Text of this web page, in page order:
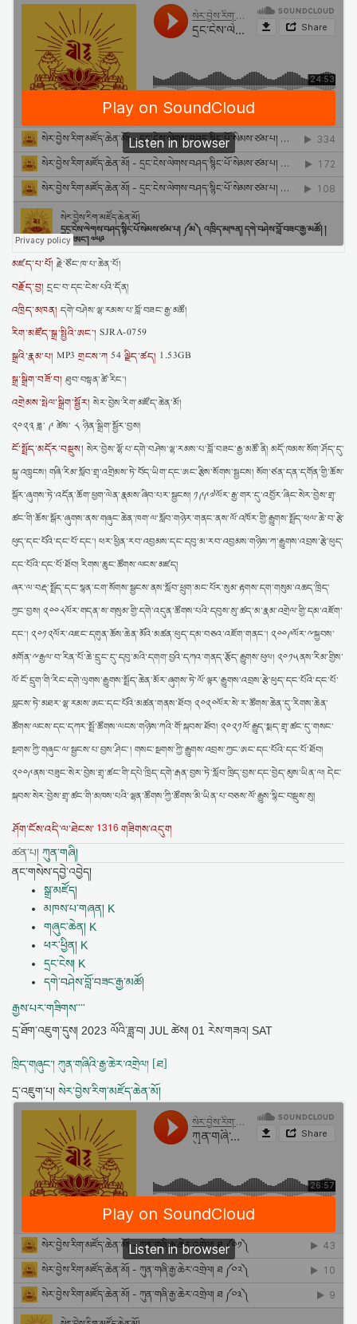
མཛད་པ་པོ། རྗེ་ཙོང་ཁ་པ་ཆེན་པོ།
བརྗོད་བྱ། དྲང་བ་དང་ངེས་པའི་དོན།
འཁྲིད་མཁན། དགེ་བཤེས་ལྷ་རམས་པ་བློ་བཟང་རྒྱ་མཚོ།
རིག་མཛོད་སྒྲ་སྤྱིའི་ཨང་། SJRA-0759
སྒྲའི་རྣམ་པ། MP3གྲངས་ཀ 54 ལྗིད་ཚད། 1.53GB
སྒྲ་སྒྲིག་བཟོ་བ། ཐུབ་བསྟན་ཚེ་རིང་།
འགྲེམས་སྤེལ་སྒྲིག་སྦྱོར། སེར་བྱེས་རིག་མཛོད་ཆེན་མོ།
༢༠༢༣ ཟླ་ ༩ ཚེས་ ༨ ཉིན་སྒྲིག་སྦྱོར་བྱས།
ངོ་སྤྲོད་མདོར་བསྡུས། སེར་བྱེས་ལྷོ་པ་དགེ་བཤེས་ལྷ་རམས་པ་བློ་བཟང་རྒྱ་མཚོ་ནི། མདོ་ཁམས་སོག་ཤོད་དུ་
སྐུ་འཁྲུངས། གཞི་རིམ་སློབ་གྲྭ་འགྲིམས་ཏེ་བོད་ཡིག་དང་ཨང་རྩིས་སོགས་སྦྱངས། སོག་ཙན་དན་དགོན་གྱི་ཆོས་
སྒོར་ཞུགས་ཏེ་འདོན་ཆོག་ཕྱག་ལེན་རྣམས་ཞིབ་པར་སྦྱངས། ༡༩༩༧ལོར་རྒྱ་གར་དུ་འབྱོར་ཞིང་སེར་བྱེས་གྲྭ་
ཚང་གི་ཆོས་སྒོར་ཞུགས་ནས་གཞུང་ཆེན་ཁག་ལ་སློབ་གཉེར་གནང་ནས་ལོ་འཁོར་གྱི་རྒྱུགས་སྤྲོད་ཕལ་ཆེ་བ་རྩེ་
ཕུད་དང་པོའི་དང་པོ་དང་། ཕར་ཕྱིན་རབ་འབྱམས་དང་དབུ་མ་རབ་འབྱམས་གཉིས་ཀ་རྒྱུགས་འབྲས་རྩེ་ཕུད་
དང་པོའི་དང་པོ་ཐོབ། རིགས་ཆུང་ཚོགས་ལངས་མཛད།
ཞར་ལ་བརྡ་སྤྲོད་དང་སྙན་ངག་སོགས་སྦྱངས་ནས་སློབ་ཕྲུག་མང་པོར་སུམ་རྟགས་དག་གསུམ་འཆད་ཁྲིད་
ཀྱང་བྱས། ༢༠༠༨ལོར་གདན་ས་གསུམ་གྱི་དགེ་འདུན་ཚོགས་པའི་དབུས་སུ་ཚད་མ་རྣམ་འགྲེལ་གྱི་དམ་འཇོག་
དང་། ༢༠༡༢ལོར་འཇང་དགུན་ཆོས་ཆེན་མོའི་མཚན་ཕུད་དམ་བཅའ་འཇོག་གནང་། ༢༠༠༩ལོར་ྋསྐྱབས་
མགོན་ྋརྒྱལ་བ་རིན་པོ་ཆེ་དྲུང་དུ་དབུ་མའི་དགག་བྱའི་དཀའ་གནད་རྩོད་རྒྱུགས་ཕུལ། ༢༠༡༥ནས་རིམ་གྱིས་
ལོ་ངོ་དྲུག་གི་རིང་དགེ་ལུགས་རྒྱུགས་སྤྲོད་ཆེན་མོར་ཞུགས་ཏེ་ལོ་ལྟར་རྒྱུགས་འབྲས་རྩེ་ཕུད་དང་པོའི་དང་པོ་
བླངས་ཏེ་མཐར་ལྷ་རམས་ཨང་དང་པོའི་མཚན་གནས་ཐོབ། ༢༠༢༠ལོར་སེ་ར་ཚོགས་ཆེན་དུ་རིགས་ཆེན་
ཚོགས་ལངས་དང་དཀར་སྤྲོ་ཚོགས་ལངས་གཉིས་ཀའི་གོ་སྐབས་ཐོབ། ༢༠༢༡ལོ་རྒྱུད་སྨད་གྲྭ་ཚང་དུ་གསང་
སྔགས་ཀྱི་གཞུང་ལ་སྦྱངས་པ་བྱས་ཤིང་། གསང་སྔགས་ཀྱི་རྒྱུགས་འབྲས་ཀྱང་ཨང་དང་པོའི་དང་པོ་ཐོབ།
༢༠༠༩ནས་བཟུང་སེར་བྱེས་གྲྭ་ཚང་གི་དཔེ་ཁྲིད་དགེ་རྒན་བྱས་ཏེ་སློབ་ཁྲིད་བྱས་དང་བྱེད་མུས་ཡིན་ལ། དེང་
སྐབས་སེར་བྱེས་གྲྭ་ཚང་གི་མཁས་པའི་ལྷན་ཚོགས་ཀྱི་ཚོགས་མི་ཡིན་པ་བཅས་ལོ་རྒྱུས་སྙིང་བསྡུས་སུ།
ཤོག་ངོས་འདི་ལ་ཐེངས་ 1316 གཟིགས་འདུག
ཚན་པ། ཀུན་གཞི།
ནང་གསེས་དབྱེ་འབྱེད།
སྒྲ་མཛོད།
མཁས་པ་གཞན། K
གཞུང་ཆེན། K
ཕར་ཕྱིན། K
དྲང་ངེས། K
དགེ་བཤེས་བློ་བཟང་རྒྱ་མཚོ།
རྒྱས་པར་གཟིགས་་་་
དྲ་ཐོག་འཇུག་དུས། 2023 ལོའི་ཟླ་བ། JUL ཚེས། 01 རེས་གཟའ། SAT
ཁྲིད་གཞུང་། ཀུན་གཞིའི་རྒྱ་ཆེར་འགྲེལ། [ཐ]
དྲ་འཇུག་པ། སེར་བྱེས་རིག་མཛོད་ཆེན་མོ།